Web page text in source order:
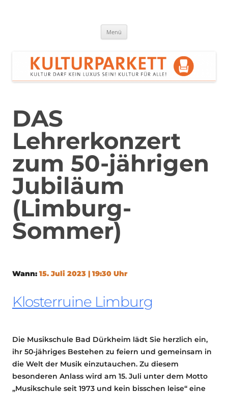
Menü
DAS
Lehrerkonzert
zum 50-jährigen
Jubiläum
(Limburg-
Sommer)
Wann: 15. Juli 2023 | 19:30 Uhr
Klosterruine Limburg
Die Musikschule Bad Dürkheim lädt Sie herzlich ein,
ihr 50-jähriges Bestehen zu feiern und gemeinsam in
die Welt der Musik einzutauchen. Zu diesem
besonderen Anlass wird am 15. Juli unter dem Motto
„Musikschule seit 1973 und kein bisschen leise“ eine